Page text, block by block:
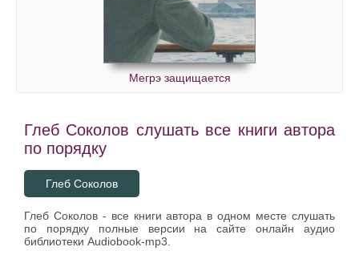
Мегрэ защищается
Глеб Соколов слушать все книги автора
по порядку
Глеб Соколов
Глеб Соколов - все книги автора в одном месте слушать
по порядку полные версии на сайте онлайн аудио
библиотеки Audiobook-mp3.